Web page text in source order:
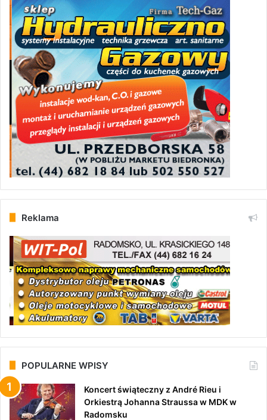
Reklama
POPULARNE WPISY
Koncert świąteczny z André Rieu i
Orkiestrą Johanna Straussa w MDK w
Radomsku